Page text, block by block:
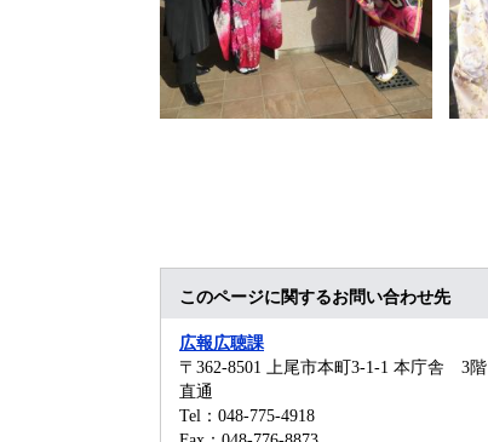
このページに関するお問い合わせ先
広報広聴課
〒362-8501 上尾市本町3-1-1 本庁舎 3階
直通
Tel：048-775-4918